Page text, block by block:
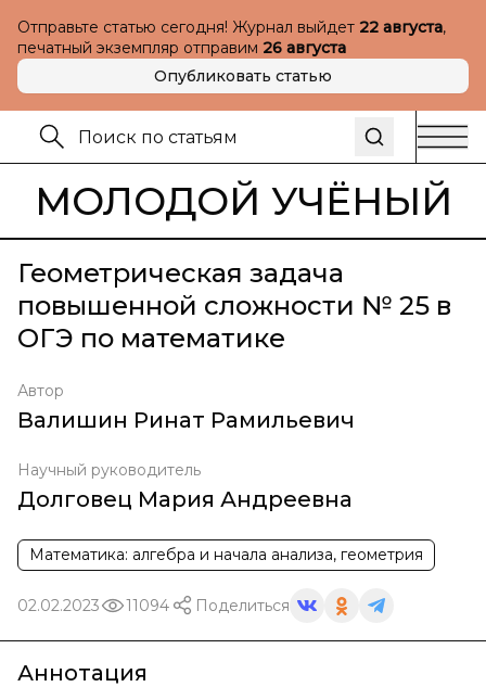
Отправьте статью сегодня! Журнал выйдет 22 августа,
печатный экземпляр отправим 26 августа
Опубликовать статью
МОЛОДОЙ УЧЁНЫЙ
Геометрическая задача
повышенной сложности № 25 в
ОГЭ по математике
Автор
Валишин Ринат Рамильевич
Научный руководитель
Долговец Мария Андреевна
Математика: алгебра и начала анализа, геометрия
02.02.2023 11094 Поделиться
Аннотация